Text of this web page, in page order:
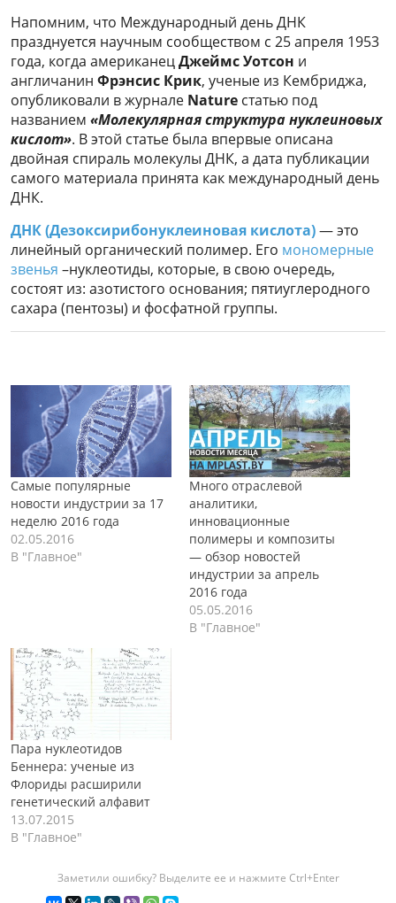
Напомним, что Международный день ДНК
празднуется научным сообществом с 25 апреля 1953
года, когда американецДжеймс Уотсон и
англичанин Фрэнсис Крик, ученые из Кембриджа,
опубликовали в журнале Nature статью под
названием «Молекулярная структура нуклеиновых
кислот». В этой статье была впервые описана
двойная спираль молекулы ДНК, а дата публикации
самого материала принята как международный день
ДНК.
ДНК (Дезоксирибонуклеиновая кислота)— это
линейный органический полимер. Его мономерные
звенья –нуклеотиды, которые, в свою очередь,
состоят из: азотистого основания; пятиуглеродного
сахара (пентозы) и фосфатной группы.
Самые популярные
новости индустрии за 17
неделю 2016 года
02.05.2016
В "Главное"
Много отраслевой
аналитики,
инновационные
полимеры и композиты
— обзор новостей
индустрии за апрель
2016 года
05.05.2016
В "Главное"
Пара нуклеотидов
Беннера: ученые из
Флориды расширили
генетический алфавит
13.07.2015
В "Главное"
Заметили ошибку? Выделите ее и нажмите Ctrl+Enter